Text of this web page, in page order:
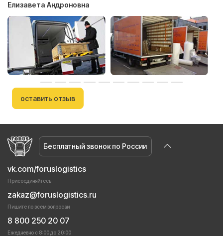
Елизавета Андроновна
оставить отзыв
Бесплатный звонок по России
vk.com/foruslogistics
Присоединяйтесь
zakaz@foruslogistics.ru
Пишите по всем вопросаи
8 800 250 20 07
Ежедневно с 8:00 до 20:00